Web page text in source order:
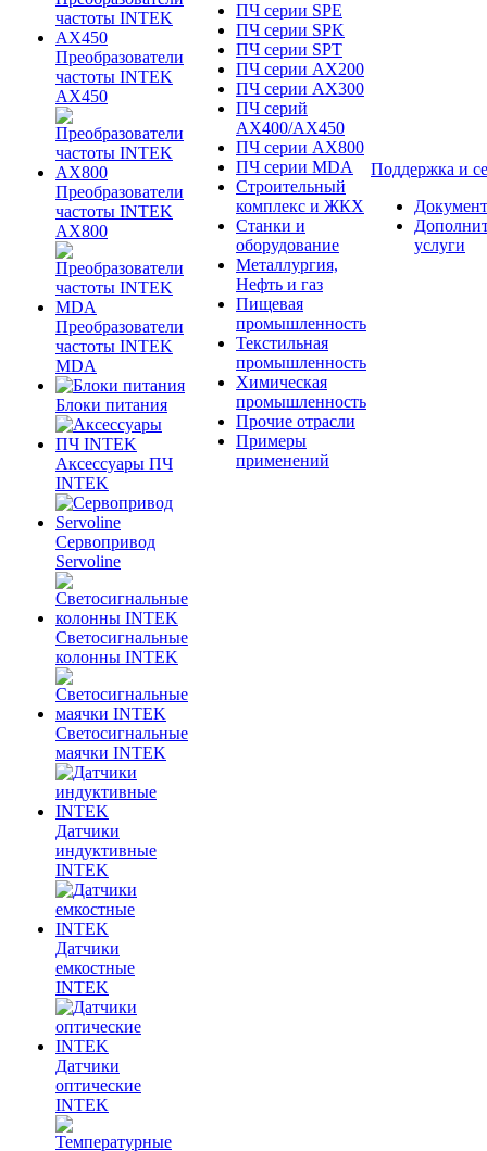
Преобразователи
частоты INTEK
AX450
Преобразователи
частоты INTEK
AX800
Преобразователи
частоты INTEK
MDA
Блоки питания
Аксессуары ПЧ
INTEK
Сервопривод
Servoline
Светосигнальные
колонны INTEK
Светосигнальные
маячки INTEK
Датчики
индуктивные
INTEK
Датчики
емкостные
INTEK
Датчики
оптические
INTEK
ПЧ серии SPE
ПЧ серии SPK
ПЧ серии SPT
ПЧ серии AX200
ПЧ серии AX300
ПЧ серий
AX400/AX450
ПЧ серии AX800
ПЧ серии MDA
Строительный
комплекс и ЖКХ
Станки и
оборудование
Металлургия,
Нефть и газ
Пищевая
промышленность
Текстильная
промышленность
Химическая
промышленность
Прочие отрасли
Примеры
применений
Поддержка и
услуги